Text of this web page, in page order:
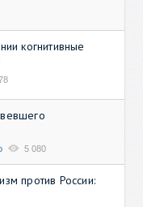
когнитивные
5 080
против России: